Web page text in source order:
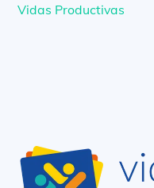
Vidas Productivas